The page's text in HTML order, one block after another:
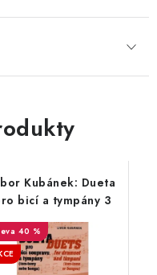
Kubánek: Dueta
bicí a tympány 3
40 %